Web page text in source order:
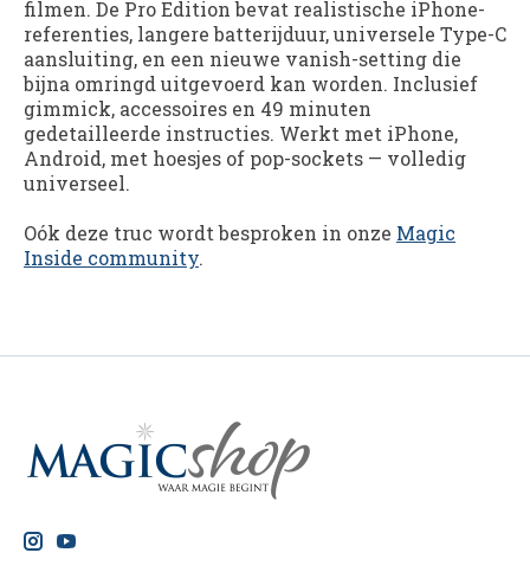
filmen. De Pro Edition bevat realistische iPhone-
referenties, langere batterijduur, universele Type-C
aansluiting, en een nieuwe vanish-setting die
bijna omringd uitgevoerd kan worden. Inclusief
gimmick, accessoires en 49 minuten
gedetailleerde instructies. Werkt met iPhone,
Android, met hoesjes of pop-sockets — volledig
universeel.
Oók deze truc wordt besproken in onze Magic
Inside community.